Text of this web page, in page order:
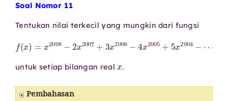
Soal Nomor 11
Tentukan nilai terkecil yang mungkin dari fungsi
f( x) 2008 2x 2007 +3 x2006 − 4x2005 +5x
⋯− 2006x3+2007x2 2008x + 2009
untuk setiap bilangan real
Pembahasan